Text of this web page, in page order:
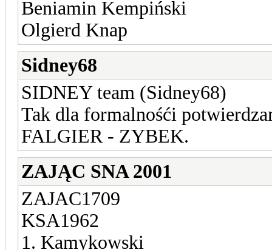
Beniamin Kempiński
Olgierd Knap
Sidney68
SIDNEY team (Sidney68)
Tak dla formalnośći
FALGIER - ZYBEK.
ZAJĄC SNA 2001
ZAJAC1709
KSA1962
1. Kamykowski